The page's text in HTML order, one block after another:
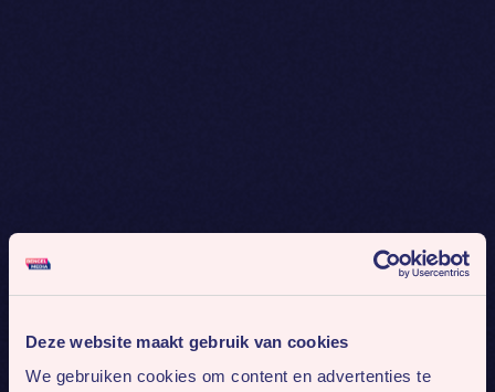
Deze website maakt gebruik van cookies
We gebruiken cookies om content en advertenties te